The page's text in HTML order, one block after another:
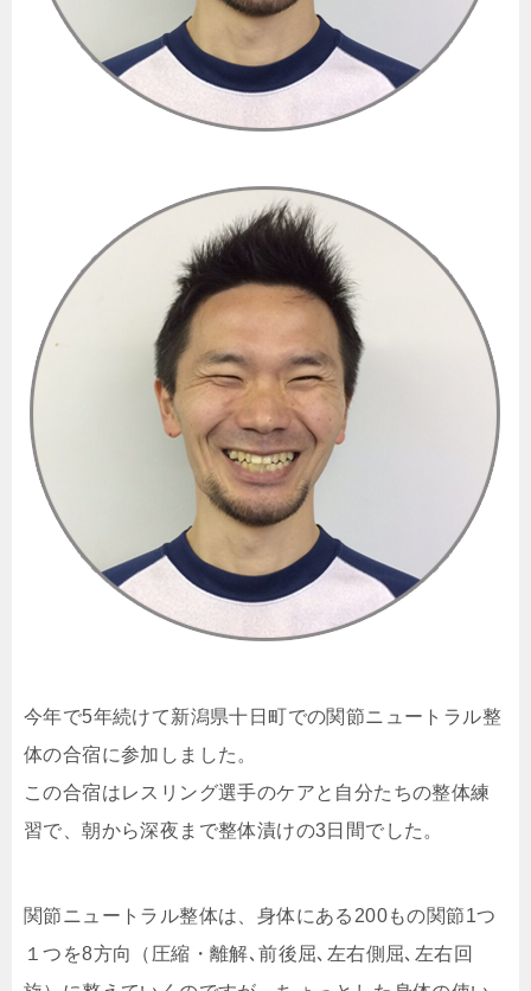
今年で5年続けて新潟県十日町での関節ニュートラル整
体の合宿に参加しました。
この合宿はレスリング選手のケアと自分たちの整体練
習で、朝から深夜まで整体漬けの3日間でした。
関節ニュートラル整体は、身体にある200もの関節1つ
１つを8方向（圧縮・離解､前後屈､左右側屈､左右回